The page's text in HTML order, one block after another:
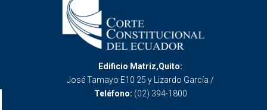
Edificio Matriz,Quito:
José Tamayo E10 25 y Lizardo García /
Teléfono: (02) 394-1800